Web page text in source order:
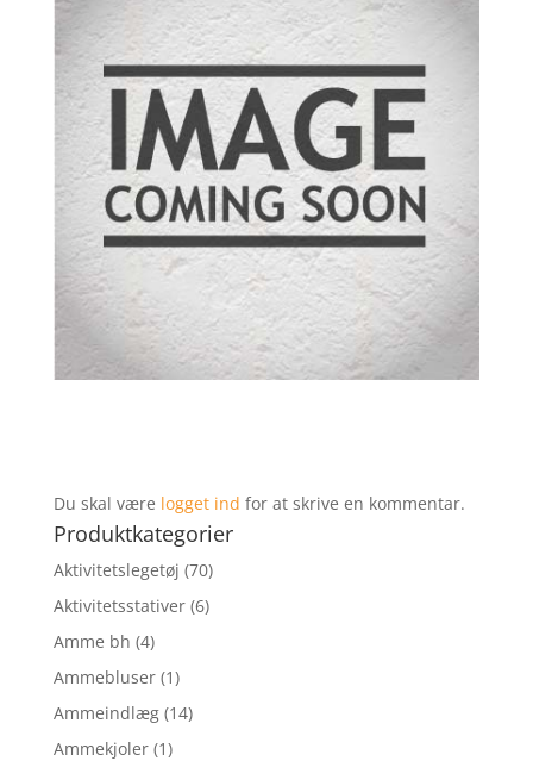
Du skal være logget ind for at skrive en kommentar.
Produktkategorier
Aktivitetslegetøj (70)
Aktivitetsstativer (6)
Amme bh (4)
Ammebluser (1)
Ammeindlæg (14)
Ammekjoler (1)